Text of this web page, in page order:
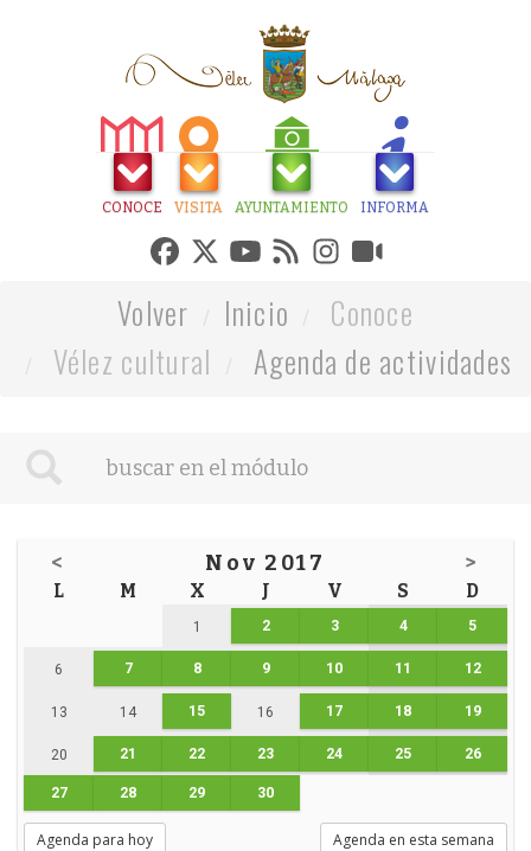
CONOCE VISITA AYUNTAMIENTO INFORMA
Volver Inicio
Conoce
Vélez cultural
Agenda de actividades
< Nov 2017 >
L M X J V S D
1 2 3 4 5
6 7 8 9 10 11 12
13 14 15 16 17 18 19
20 21 22 23 24 25 26
27 28 29 30
Agenda para hoy Agenda en esta semana